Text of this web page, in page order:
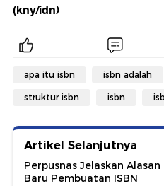
(kny/idn)
apa itu isbn isbn adalah
struktur isbn isbn
Artikel Selanjutnya
Perpusnas Jelaskan
Baru Pembuatan ISBN